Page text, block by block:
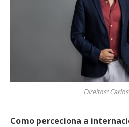
Direitos:
Como perceciona a